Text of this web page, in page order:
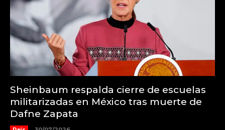
Sheinbaum respalda cierre de escuelas
militarizadas en México tras muerte de
Dafne Zapata